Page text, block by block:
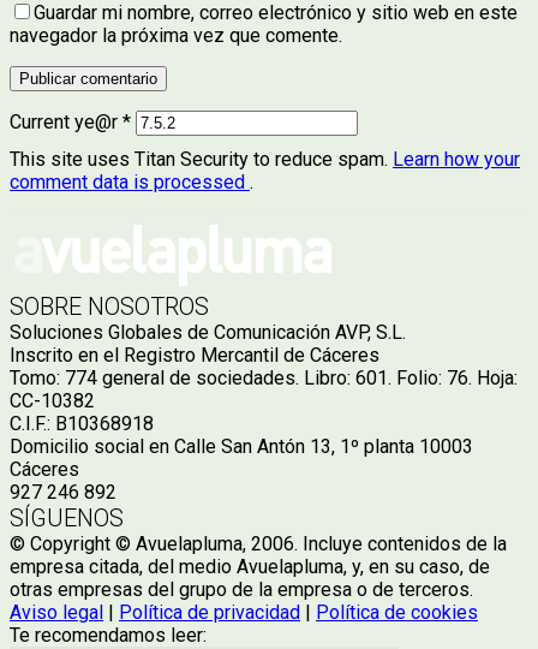
Guardar mi nombre, correo electrónico y sitio web en este
navegador la próxima vez que comente.
Current ye@r *
This site uses Titan Security to reduce spam. Learn how your
comment data is processed .
SOBRE NOSOTROS
Soluciones Globales de Comunicación AVP, S.L.
Inscrito en el Registro Mercantil de Cáceres
Tomo: 774 general de sociedades. Libro: 601. Folio: 76. Hoja:
CC-10382
C.I.F.: B10368918
Domicilio social en Calle San Antón 13, 1º planta 10003
Cáceres
927 246 892
SÍGUENOS
© Copyright © Avuelapluma, 2006. Incluye contenidos de la
empresa citada, del medio Avuelapluma, y, en su caso, de
otras empresas del grupo de la empresa o de terceros.
Aviso legal
Política de privacidad
Política de cookies
Te recomendamos leer: